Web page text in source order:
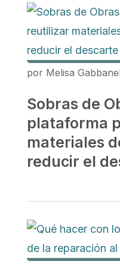
por Melisa
Sobras de
plataforma
materiales
reducir el